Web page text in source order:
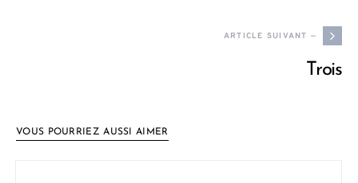
ARTICLE SUIVANT —
Trois
VOUS POURRIEZ AUSSI AIMER